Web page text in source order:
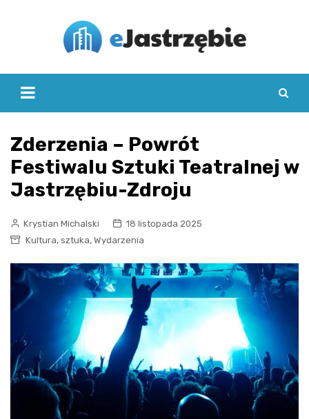
Zderzenia – Powrót
Festiwalu Sztuki Teatralnej w
Jastrzębiu-Zdroju
Krystian Michalski
18 listopada 2025
Kultura, sztuka, Wydarzenia